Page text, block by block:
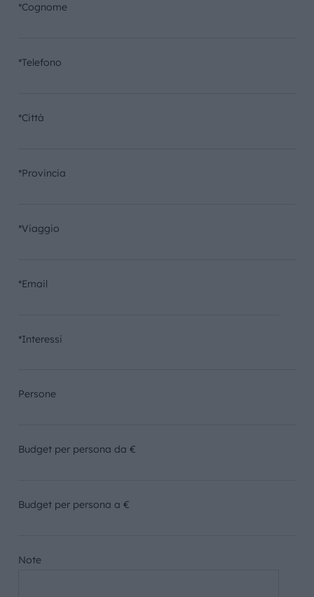
*Cognome
*Telefono
*Città
*Provincia
*Viaggio
*Email
*Interessi
Persone
Budget per persona da €
Budget per persona a €
Note